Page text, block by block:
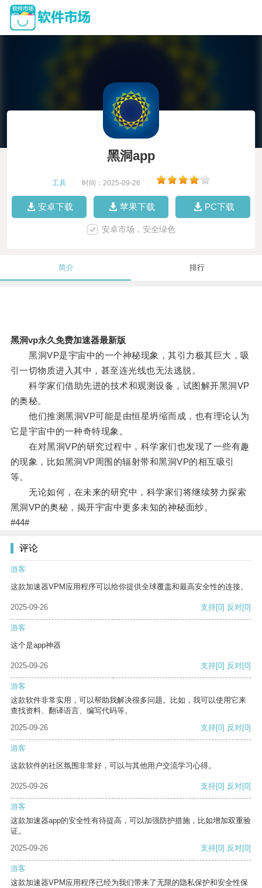
黑洞app
工具 时间：2025-09-26
安卓下载 苹果下载 PC下载
安卓市场，安全绿色
简介 排行
黑洞vp永久免费加速器最新版
黑洞VP是宇宙中的一个神秘现象，其引力极其巨大，吸
引一切物质进入其中，甚至连光线也无法逃脱。
科学家们借助先进的技术和观测设备，试图解开黑洞VP
的奥秘。
他们推测黑洞VP可能是由恒星坍缩而成，也有理论认为
它是宇宙中的一种奇特现象。
在对黑洞VP的研究过程中，科学家们也发现了一些有趣
的现象，比如黑洞VP周围的辐射带和黑洞VP的相互吸引
等。
无论如何，在未来的研究中，科学家们将继续努力探索
黑洞VP的奥秘，揭开宇宙中更多未知的神秘面纱。
#44#
评论
游客
这款加速器VPM应用程序可以给你提供全球覆盖和最高安全性的连接。
2025-09-26 支持[0] 反对[0]
游客
这个是app神器
2025-09-26 支持[0] 反对[0]
游客
这款软件非常实用，可以帮助我解决很多问题。比如，我可以使用它来
查找资料、翻译语言、编写代码等。
2025-09-26
支持[0] 反对[0]
游客
这款软件的社区氛围非常好，可以与其他用户交流学习心得。
2025-09-26 支持[0] 反对[0]
游客
这款加速器app的安全性有待提高，可以加强防护措施，比如增加双重验
证。
2025-09-26
支持[0] 反对[0]
游客
这款加速器VPM应用程序已经为我们带来了无限的隐私保护和安全性保